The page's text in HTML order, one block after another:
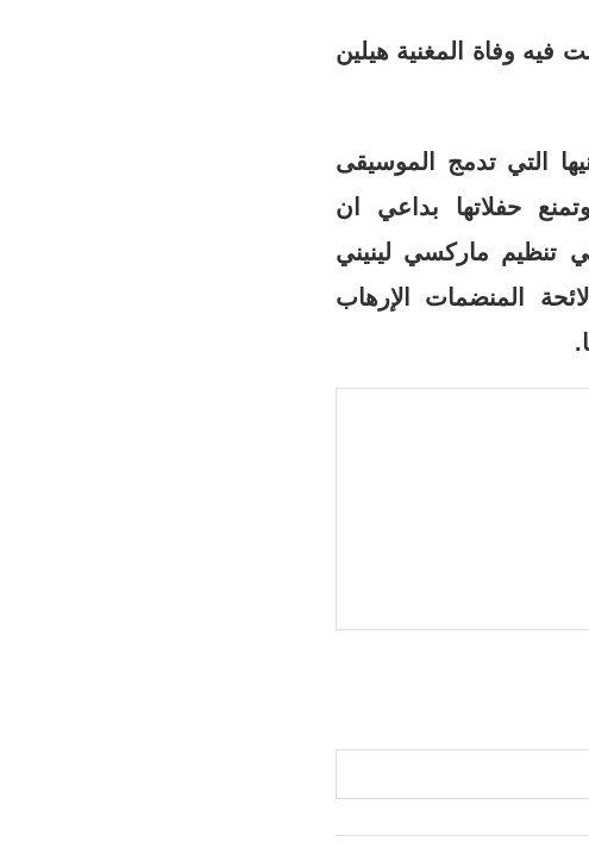
وفاة المغنية هيلين
تأسست عام 1985، وتعرف بأغانيها التي تدمج الموسيقى
حفلاتها بداعي ان
تنظيم ماركسي لينيني
المنضمات الإرهاب